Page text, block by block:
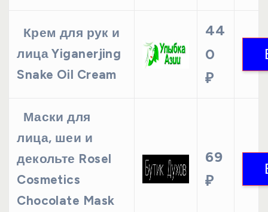
Крем для рук и
лица Yiganerjing
Snake Oil Cream
44
0
₽
Маски для
лица, шеи и
декольте Rosel
Cosmetics
Chocolate Mask
69
₽